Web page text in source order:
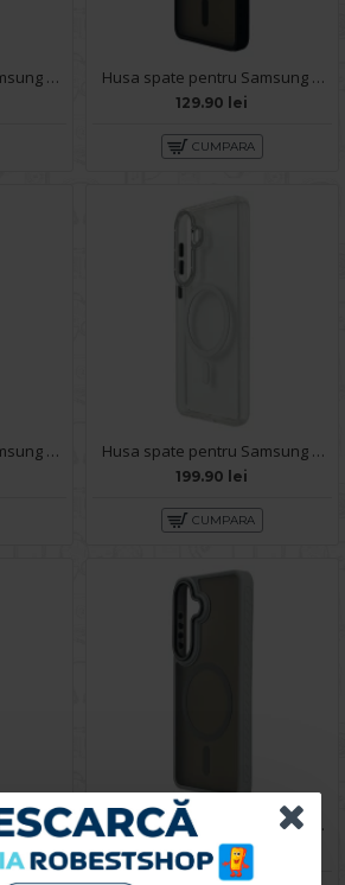
Husa spate pentru Samsung Galaxy S26 Aramid Magsafe - Negru Husa spate pentru Samsung Galaxy S26 Matte Case Magsafe - Semitransparent/Black
129.90 lei
CUMPARA
Husa spate pentru Samsung Galaxy S26 B-Silicon Case - Negru Husa spate pentru Samsung Galaxy S26 Berlia Magsafe Series - Transparent
199.90 lei
CUMPARA
Husa spate pentru Samsung Galaxy S26 Matte Case Magsafe - Semitransparent/Gold Husa spate pentru Samsung Galaxy S26 Matte Case Magsafe - Semitransparent/Gri
129.90 lei